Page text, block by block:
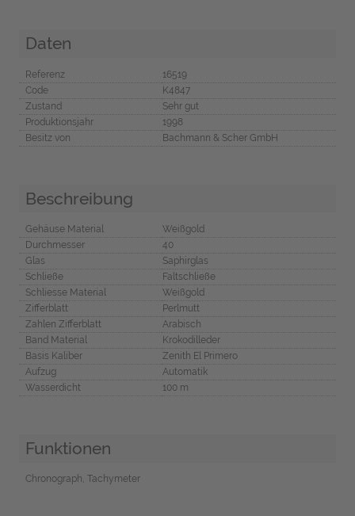
Daten
Referenz
16519
Code
K4847
Zustand
Sehr gut
Produktionsjahr
1998
Besitz von
Bachmann & Scher GmbH
Beschreibung
Gehäuse Material
Weißgold
Durchmesser
40
Glas
Saphirglas
Schließe
Faltschließe
Schliesse Material
Weißgold
Zifferblatt
Perlmutt
Zahlen Zifferblatt
Arabisch
Band Material
Krokodilleder
Basis Kaliber
Zenith El Primero
Aufzug
Automatik
Wasserdicht
100 m
Funktionen
Chronograph, Tachymeter